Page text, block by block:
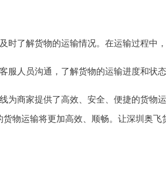
时了解货物的运输情况。在运输过程中
服人员沟通，了解货物的运输进度和状
为商家提供了高效、安全、便捷的货物
物运输将更加高效、顺畅。让深圳奥